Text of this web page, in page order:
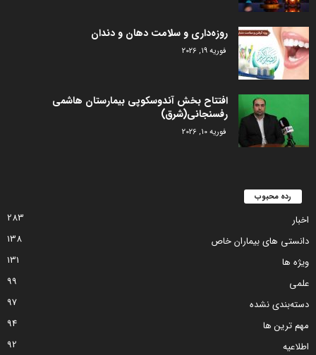
روزه‌داری و سلامت دهان و دندان
فوریه 19, 2026
افتتاح بخش آندوسکوپی بیمارستان هاشمی
رفسنجانی(شرق)
فوریه 10, 2026
رده محبوب
اخبار
283
دانستی های بیماران خاص
138
ویژه ها
131
علمی
99
دسته‌بندی نشده
97
مهم ترین ها
94
اطلاعیه
92